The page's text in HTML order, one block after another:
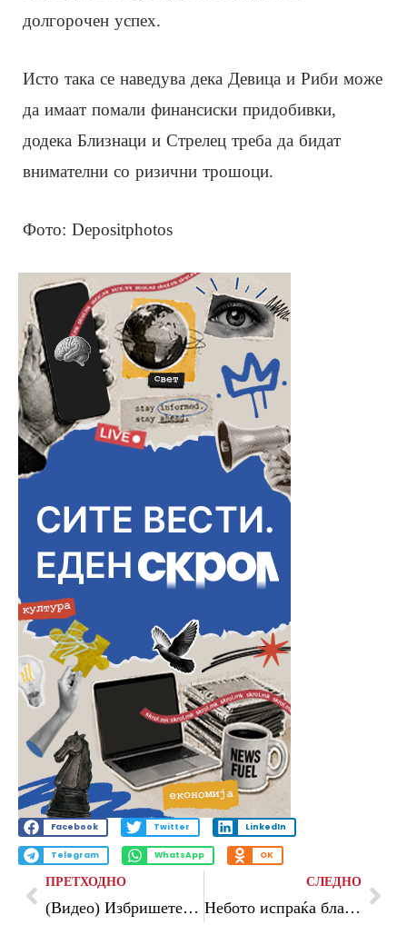
долгорочен успех.
Исто така се наведува дека Девица и Риби може
да имаат помали финансиски придобивки,
додека Близнаци и Стрелец треба да бидат
внимателни со ризични трошоци.
Фото: Depositphotos
Facebook Twitter LinkedIn
Telegram WhatsApp OK
ПРЕТХОДНО
(Видео) Избришете ги лајсните со овој производ за домаќинството и заборавете на прашината со недели
СЛЕДНО
Небото испраќа благослови од 5-ти јуни: Астролозите најавуваат чудесен период за 4 знаци